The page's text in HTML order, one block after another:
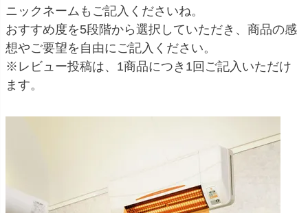
ニックネームもご記入くださいね。
おすすめ度を5段階から選択していただき、商品の感
想やご要望を自由にご記入ください。
※レビュー投稿は、1商品につき1回ご記入いただけ
ます。